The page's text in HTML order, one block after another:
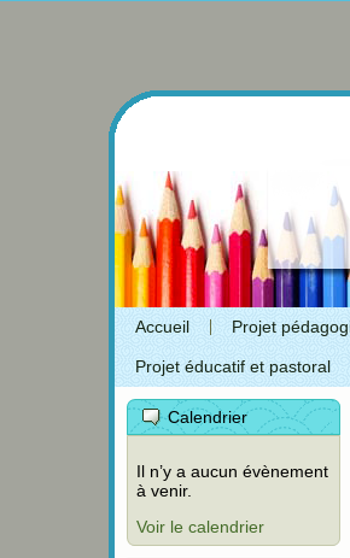
Accueil Projet
Projet éducatif et pastoral
Calendrier
Il n’y a aucun évènement
à venir.
Voir le calendrier